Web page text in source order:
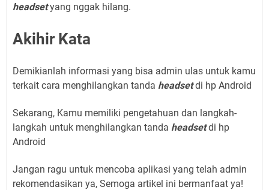
headsetyang nggak hilang.
Akihir Kata
Demikianlah informasi yang bisa admin ulas untuk kamu
terkait cara menghilangkan tanda headsetdi hp Android
Sekarang, Kamu memiliki pengetahuan dan langkah-
langkah untuk menghilangkan tanda headsetdi hp
Android
Jangan ragu untuk mencoba aplikasi yang telah admin
rekomendasikan ya, Semoga artikel ini bermanfaat ya!